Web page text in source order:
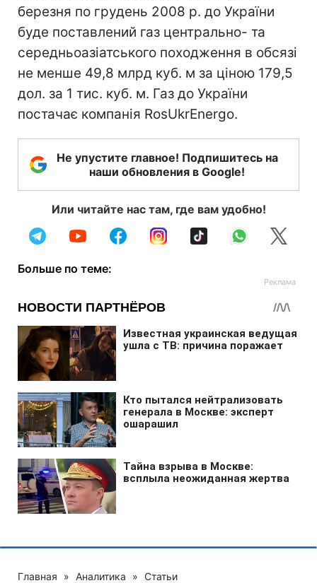
березня по грудень 2008 р. до України
буде поставлений газ центрально- та
середньоазіатського походження в обсязі
не менше 49,8 млрд куб. м за ціною 179,5
дол. за 1 тис. куб. м. Газ до України
постачає компанія RosUkrEnergo.
Не упустите главное! Подпишитесь на
наши обновления в Google!
Или читайте нас там, где вам удобно!
Больше по теме:
Главная » Аналитика » Статьи